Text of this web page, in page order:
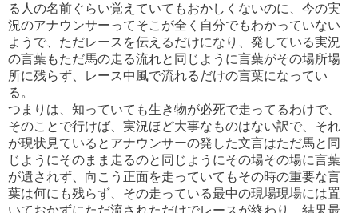
る人の名前ぐらい覚えていてもおかしくないのに、今の実
況のアナウンサーってそこが全く自分でもわかっていない
ようで、ただレースを伝えるだけになり、発している実況
の言葉もただ馬の走る流れと同じように言葉がその場所場
所に残らず、レース中風で流れるだけの言葉になってい
る。
つまりは、知っていても生き物が必死で走ってるわけで、
そのことで行けば、実況ほど大事なものはない訳で、それ
が現状見ているとアナウンサーの発した文言はただ馬と同
じようにそのまま走るのと同じようにその場その場に言葉
が遺されず、向こう正面を走っていてもその時の重要な言
葉は何にも残らず、その走っている最中の現場現場には置
いておかずにただ流されただけでレースが終わり、結果最